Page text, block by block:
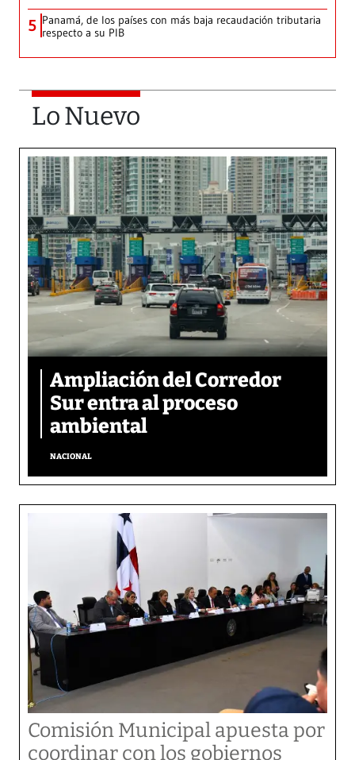
5 Panamá, de los países con más baja recaudación tributaria
respecto a su PIB
Lo Nuevo
Ampliación del Corredor
Sur entra al proceso
ambiental
NACIONAL
Comisión Municipal apuesta por
coordinar con los gobiernos